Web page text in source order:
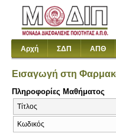
Αρχή ΣΔΠ ΑΠΘ
Εισαγωγή στη
Πληροφορίες Μαθήματος
Τίτλος
Κωδικός